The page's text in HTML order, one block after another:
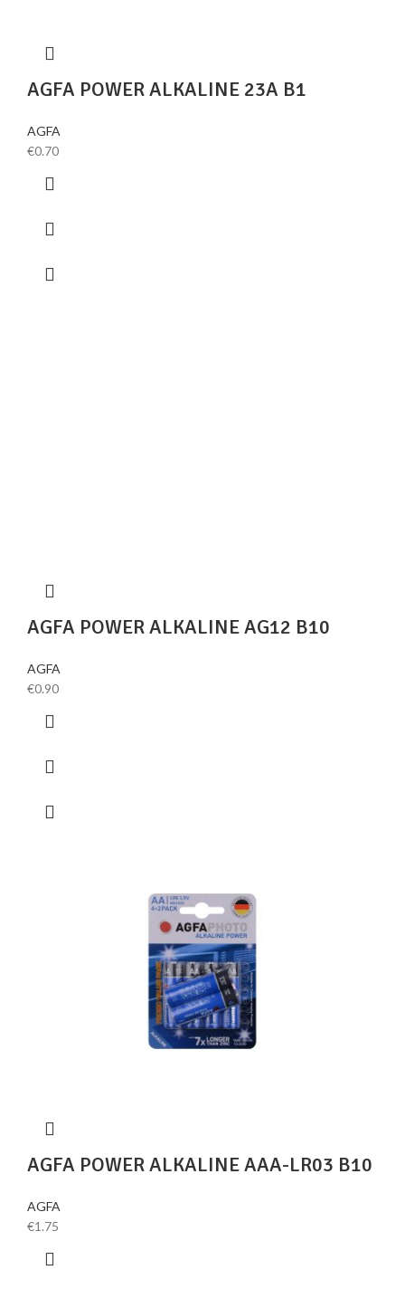
AGFA POWER ALKALINE 23A B1
AGFA
€0.70
AGFA POWER ALKALINE AG12 B10
AGFA
€0.90
AGFA POWER ALKALINE AAA-LR03 B10
AGFA
€1.75